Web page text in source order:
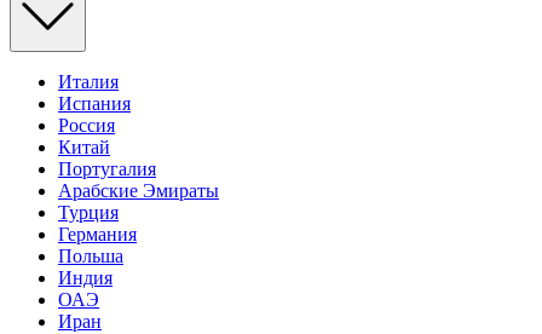
Италия
Испания
Россия
Китай
Португалия
Арабские Эмираты
Турция
Германия
Польша
Индия
ОАЭ
Иран